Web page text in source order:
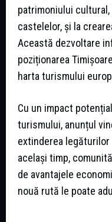
patrimoniului
castelelor, și la
Această dezvoltare
poziționarea
harta turismului
Cu un impact
turismului, anunțul
extinderea legăturilor
același timp,
de avantajele
nouă rută le poate